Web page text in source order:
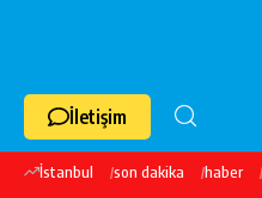
İletişim
İstanbul son dakika haber